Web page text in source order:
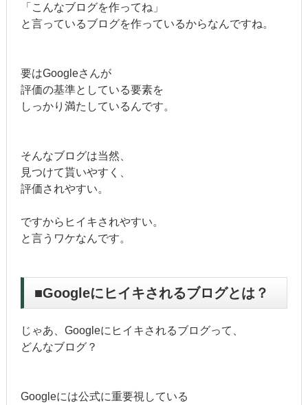
「こんなブログを作ってね」
と言っているブログを作っているからなんですね。
要はGoogleさんが
評価の基準としている要素を
しっかり満たしているんです。
そんなブログは当然、
見つけて貰いやすく、
評価されやすい。
ですからヒイキされやすい。
と言うワケなんです。
■Googleにヒイキされるブログとは？
じゃあ、Googleにヒイキされるブログって、
どんなブログ？
Googleには公式に重要視している